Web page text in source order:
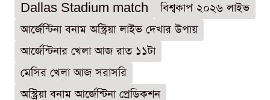
Dallas Stadium match
বিশ্বকাপ ২০২৬ লাইভ
আর্জেন্টিনা বনাম অস্ট্রিয়া লাইভ দেখার উপায়
আর্জেন্টিনার খেলা আজ রাত ১১টা
মেসির খেলা আজ সরাসরি
অস্ট্রিয়া বনাম আর্জেন্টিনা প্রেডিকশন